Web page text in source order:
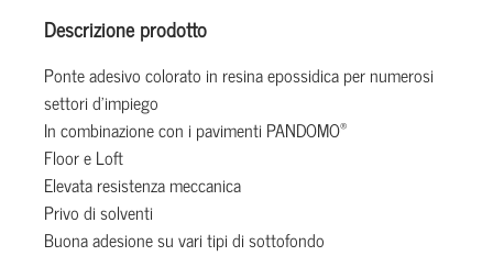
Descrizione prodotto
Ponte adesivo colorato in resina epossidica per numerosi
settori d’impiego
In combinazione con i pavimenti PANDOMO®
Floor e Loft
Elevata resistenza meccanica
Privo di solventi
Buona adesione su vari tipi di sottofondo